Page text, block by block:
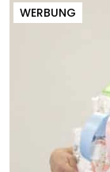
WERBUNG